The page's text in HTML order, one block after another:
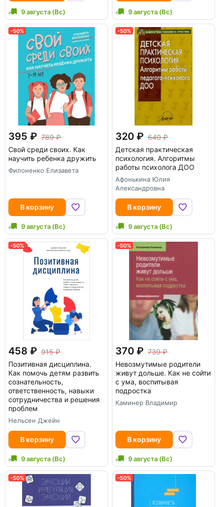
9 августа (Вс) 9 августа (Вс)
-50%
395
789
Свой среди своих. Как
научить ребенка дружить
Филоненко Елизавета
В корзину
9 августа (Вс)
-50%
320
640
Детская практическая
психология. Алгоритмы
работы психолога ДОО
Афонькина Юлия
Александровна
В корзину
9 августа (Вс)
-50%
458
915
Позитивная дисциплина.
Как помочь детям развить
сознательность,
ответственность, навыки
сотрудничества и решения
проблем
Нельсен Джейн
В корзину
9 августа (Вс)
-50%
370
739
Невозмутимые родители
живут дольше. Как не сойти
с ума, воспитывая
подростка
Каминер Владимир
В корзину
9 августа (Вс)
-50% -50%